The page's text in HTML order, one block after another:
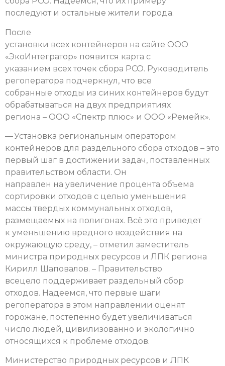
последуют и остальные жители города.
После
установки всех контейнеров на сайте ООО
«ЭкоИнтегратор» появится карта с
указанием всех точек сбора РСО. Руководитель
регоператора подчеркнул, что все
собранные отходы из синих контейнеров будут
обрабатываться на двух предприятиях
региона – ООО «Спектр плюс» и ООО «Ремейк».
— Установка региональным оператором
контейнеров для раздельного сбора отходов – это
первый шаг в достижении задач, поставленных
правительством области. Он
направлен на увеличение процента объема
сортировки отходов с целью уменьшения
массы твердых коммунальных отходов,
размещаемых на полигонах. Всё это приведет
к уменьшению вредного воздействия на
окружающую среду, – отметил заместитель
министра природных ресурсов и ЛПК региона
Кирилл Шаповалов. – Правительство
всецело поддерживает раздельный сбор
отходов. Надеемся, что первые шаги
регоператора в этом направлении оценят
горожане, постепенно будет увеличиваться
число людей, цивилизованно и экологично
относящихся к проблеме отходов.
Министерство природных ресурсов и ЛПК